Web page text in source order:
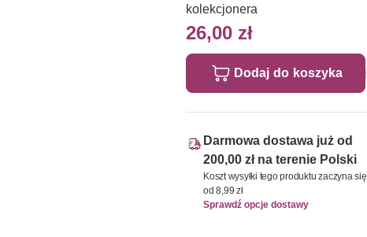
kolekcjonera
26,00 zł
Dodaj do koszyka
Darmowa dostawa już od
200,00 zł na terenie Polski
Koszt wysyłki tego produktu zaczyna się
od 8,99 zł
Sprawdź opcje dostawy